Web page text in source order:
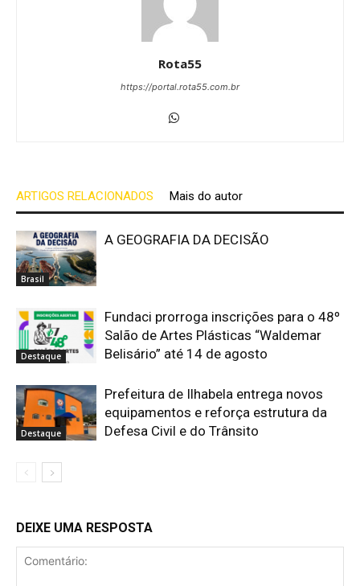
Rota55
https://portal.rota55.com.br
ARTIGOS RELACIONADOS Mais do autor
Brasil
A GEOGRAFIA DA DECISÃO
Destaque
Fundaci prorroga inscrições para o 48º
Salão de Artes Plásticas “Waldemar
Belisário” até 14 de agosto
Destaque
Prefeitura de Ilhabela entrega novos
equipamentos e reforça estrutura da
Defesa Civil e do Trânsito
DEIXE UMA RESPOSTA